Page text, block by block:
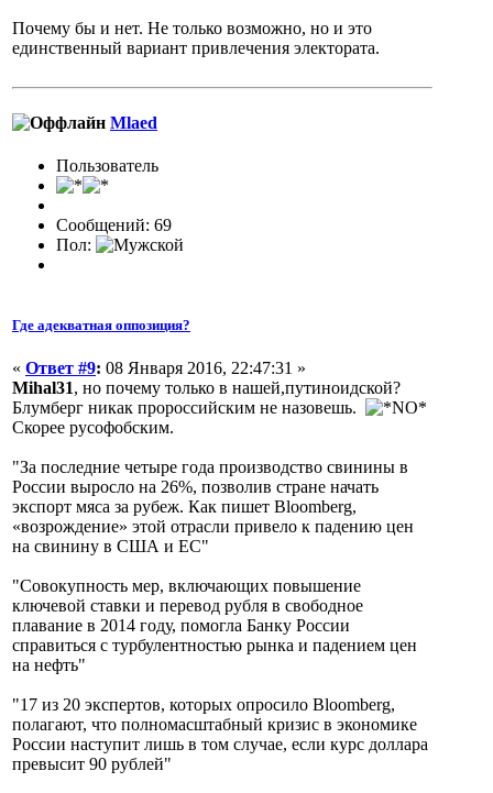
Почему бы и нет. Не только возможно, но и это
единственный вариант привлечения электората.
Mlaed
Пользователь
Сообщений: 69
Пол:
Где адекватная оппозиция?
« Ответ #9: 08 Января 2016, 22:47:31 »
Mihal31, но почему только в нашей,путиноидской?
Блумберг никак пророссийским не назовешь.
Скорее русофобским.
"За последние четыре года производство свинины в
России выросло на 26%, позволив стране начать
экспорт мяса за рубеж. Как пишет Bloomberg,
«возрождение» этой отрасли привело к падению цен
на свинину в США и ЕС"
"Совокупность мер, включающих повышение
ключевой ставки и перевод рубля в свободное
плавание в 2014 году, помогла Банку России
справиться с турбулентностью рынка и падением цен
на нефть"
"17 из 20 экспертов, которых опросило Bloomberg,
полагают, что полномасштабный кризис в экономике
России наступит лишь в том случае, если курс доллара
превысит 90 рублей"